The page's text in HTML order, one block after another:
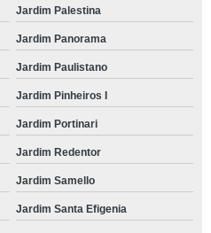
Jardim Palestina
Jardim Panorama
Jardim Paulistano
Jardim Pinheiros I
Jardim Portinari
Jardim Redentor
Jardim Samello
Jardim Santa Efigenia